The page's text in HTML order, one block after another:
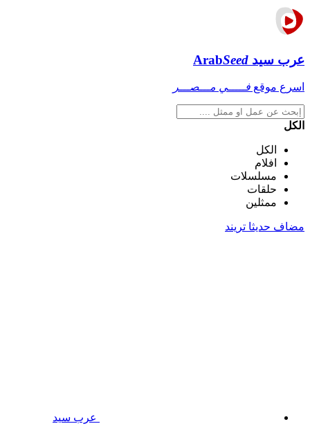
عرب سيد ArabSeed
اسرع موقع فـــــي مـــصـــر
الكل
الكل
افلام
مسلسلات
حلقات
ممثلين
مضاف حديثا تريند
عرب سيد